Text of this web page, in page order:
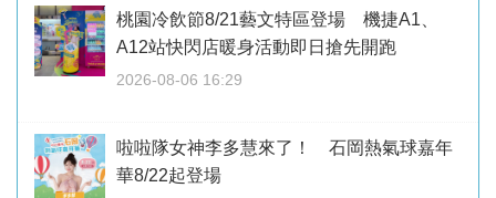
桃園冷飲節8/21藝文特區登場 機捷A1、
A12站快閃店暖身活動即日搶先開跑
2026-08-06 16:29
啦啦隊女神李多慧來了！ 石岡熱氣球嘉年
華8/22起登場